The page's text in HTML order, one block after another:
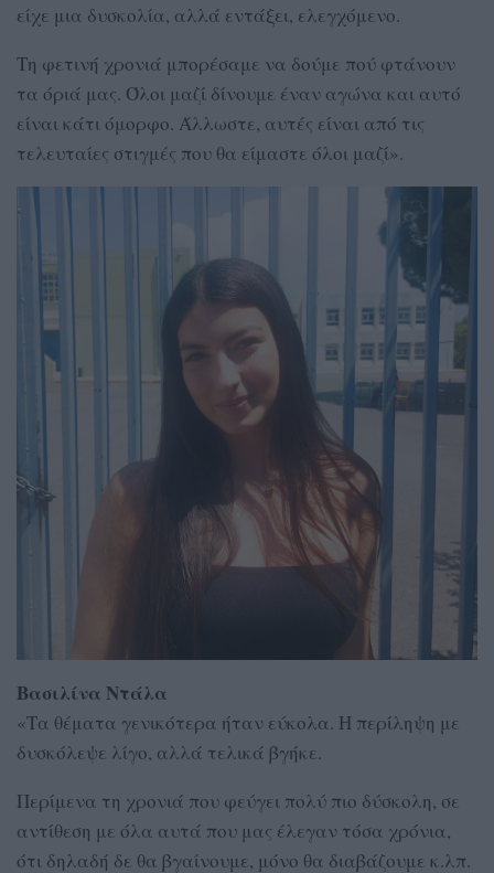
είχε μια δυσκολία, αλλά εντάξει, ελεγχόμενο.
Τη φετινή χρονιά μπορέσαμε να δούμε πού φτάνουν
τα όριά μας. Όλοι μαζί δίνουμε έναν αγώνα και αυτό
είναι κάτι όμορφο. Άλλωστε, αυτές είναι από τις
τελευταίες στιγμές που θα είμαστε όλοι μαζί».
Βασιλίνα Ντάλα
«Τα θέματα γενικότερα ήταν εύκολα. Η περίληψη με
δυσκόλεψε λίγο, αλλά τελικά βγήκε.
Περίμενα τη χρονιά που φεύγει πολύ πιο δύσκολη, σε
αντίθεση με όλα αυτά που μας έλεγαν τόσα χρόνια,
ότι δηλαδή δε θα βγαίνουμε, μόνο θα διαβάζουμε κ.λπ.